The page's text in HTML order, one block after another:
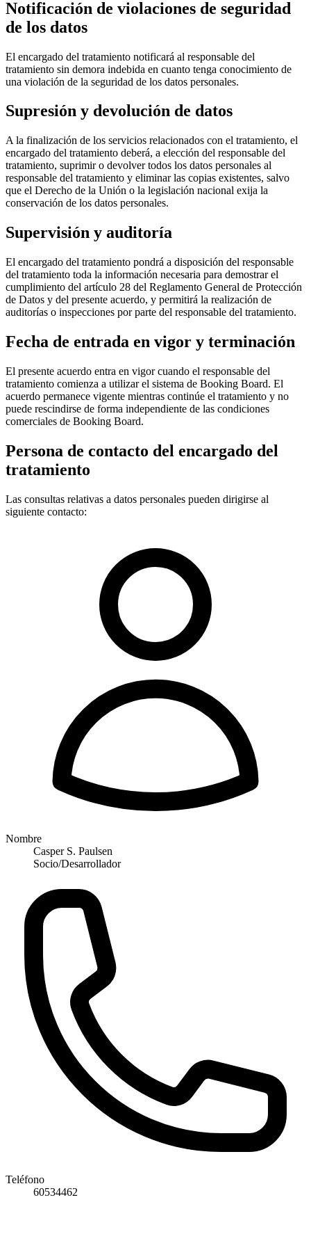
Notificación de violaciones de seguridad
de los datos
El encargado del tratamiento notificará al responsable del
tratamiento sin demora indebida en cuanto tenga conocimiento de
una violación de la seguridad de los datos personales.
Supresión y devolución de datos
A la finalización de los servicios relacionados con el tratamiento, el
encargado del tratamiento deberá, a elección del responsable del
tratamiento, suprimir o devolver todos los datos personales al
responsable del tratamiento y eliminar las copias existentes, salvo
que el Derecho de la Unión o la legislación nacional exija la
conservación de los datos personales.
Supervisión y auditoría
El encargado del tratamiento pondrá a disposición del responsable
del tratamiento toda la información necesaria para demostrar el
cumplimiento del artículo 28 del Reglamento General de Protección
de Datos y del presente acuerdo, y permitirá la realización de
auditorías o inspecciones por parte del responsable del tratamiento.
Fecha de entrada en vigor y terminación
El presente acuerdo entra en vigor cuando el responsable del
tratamiento comienza a utilizar el sistema de Booking Board. El
acuerdo permanece vigente mientras continúe el tratamiento y no
puede rescindirse de forma independiente de las condiciones
comerciales de Booking Board.
Persona de contacto del encargado del
tratamiento
Las consultas relativas a datos personales pueden dirigirse al
siguiente contacto:
Nombre
Casper S. Paulsen
Socio/Desarrollador
Teléfono
60534462